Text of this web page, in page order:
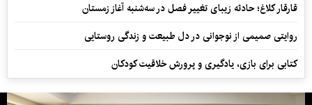
قارقار کلاغ؛ حادثه زیبای تغییر فصل در سه‌شنبه آغاز زمستان
روایتی صمیمی از نوجوانی در دل طبیعت و زندگی روستایی
کتابی برای بازی، یادگیری و پرورش خلاقیت کودکان